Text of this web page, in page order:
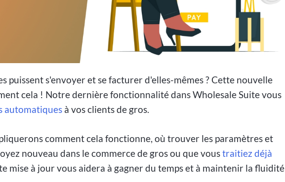
puissent s'envoyer et se facturer d'elles-mêmes ? Cette nouvelle
cela ! Notre dernière fonctionnalité dans Wholesale Suite vous
automatiques à vos clients de gros.
comment cela fonctionne, où trouver les paramètres et
nouveau dans le commerce de gros ou que voustraitiez déjà
mise à jour vous aidera à gagner du temps et à maintenir la fluidité